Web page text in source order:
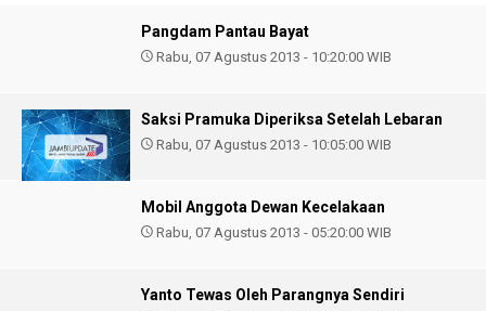
Pangdam Pantau Bayat
Rabu, 07 Agustus 2013 - 10:20:00 WIB
Saksi Pramuka Diperiksa Setelah Lebaran
Rabu, 07 Agustus 2013 - 10:05:00 WIB
Mobil Anggota Dewan Kecelakaan
Rabu, 07 Agustus 2013 - 05:20:00 WIB
Yanto Tewas Oleh Parangnya Sendiri